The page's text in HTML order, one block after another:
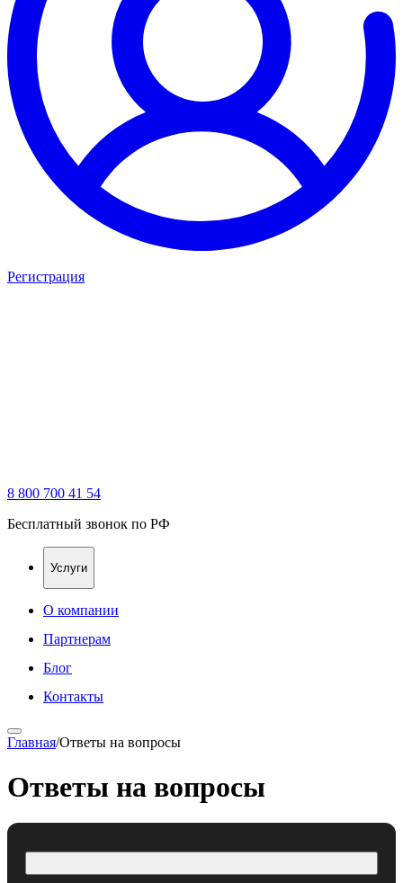
Регистрация
8 800 700 41 54
Бесплатный звонок по РФ
Услуги
О компании
Партнерам
Блог
Контакты
Главная/Ответы на вопросы
Ответы на вопросы